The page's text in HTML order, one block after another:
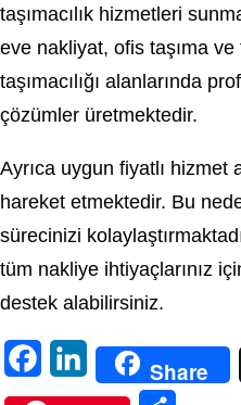
taşımacılık hizmetleri
eve nakliyat, ofis taşıma ve
taşımacılığı alanlarında
çözümler üretmektedir.
Ayrıca uygun fiyatlı hizmet
hareket etmektedir. Bu
sürecinizi
tüm nakliye ihtiyaçlarınız
destek alabilirsiniz.
a
i
Share